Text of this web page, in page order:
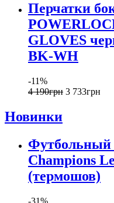
Перчатки
GLOVES
BK-WH
-11%
4 190грн 3 733грн
Новинки
Футбольный
Champions
(термошов)
-31%